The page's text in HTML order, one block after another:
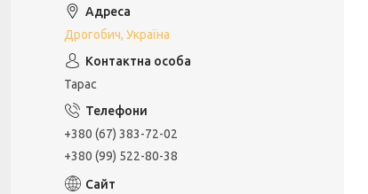
Дрогобич, Україна
Тарас
+380 (67) 383-72-02
+380 (99) 522-80-38